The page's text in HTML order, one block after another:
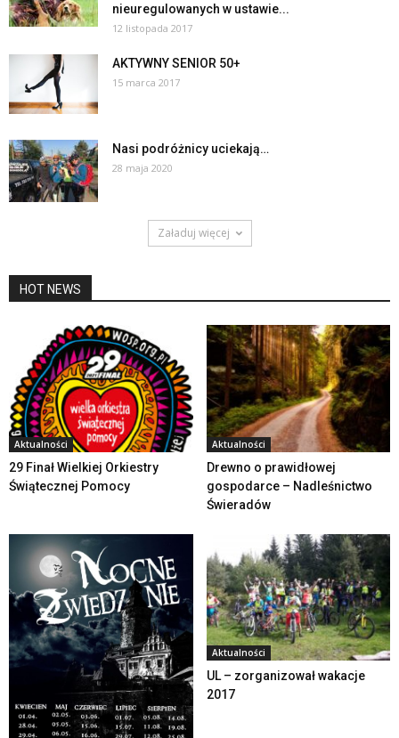
nieuregulowanych w ustawie...
12 listopada 2017
AKTYWNY SENIOR 50+
15 marca 2017
Nasi podróżnicy uciekają…
28 maja 2020
Załaduj więcej
HOT NEWS
Aktualności
29 Finał Wielkiej Orkiestry
Świątecznej Pomocy
Aktualności
Drewno o prawidłowej
gospodarce – Nadleśnictwo
Świeradów
Aktualności
UL – zorganizował wakacje
2017